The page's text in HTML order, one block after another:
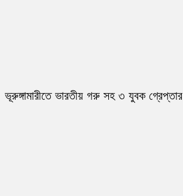
ভূরুঙ্গামারীতে ভারতীয় গরু সহ ৩ যুবক গ্রেপ্তার